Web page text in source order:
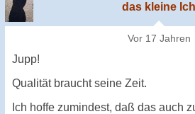
das kleine Ich
Vor 17 Jahren
Jupp!
Qualität braucht seine Zeit.
Ich hoffe zumindest, daß das auch